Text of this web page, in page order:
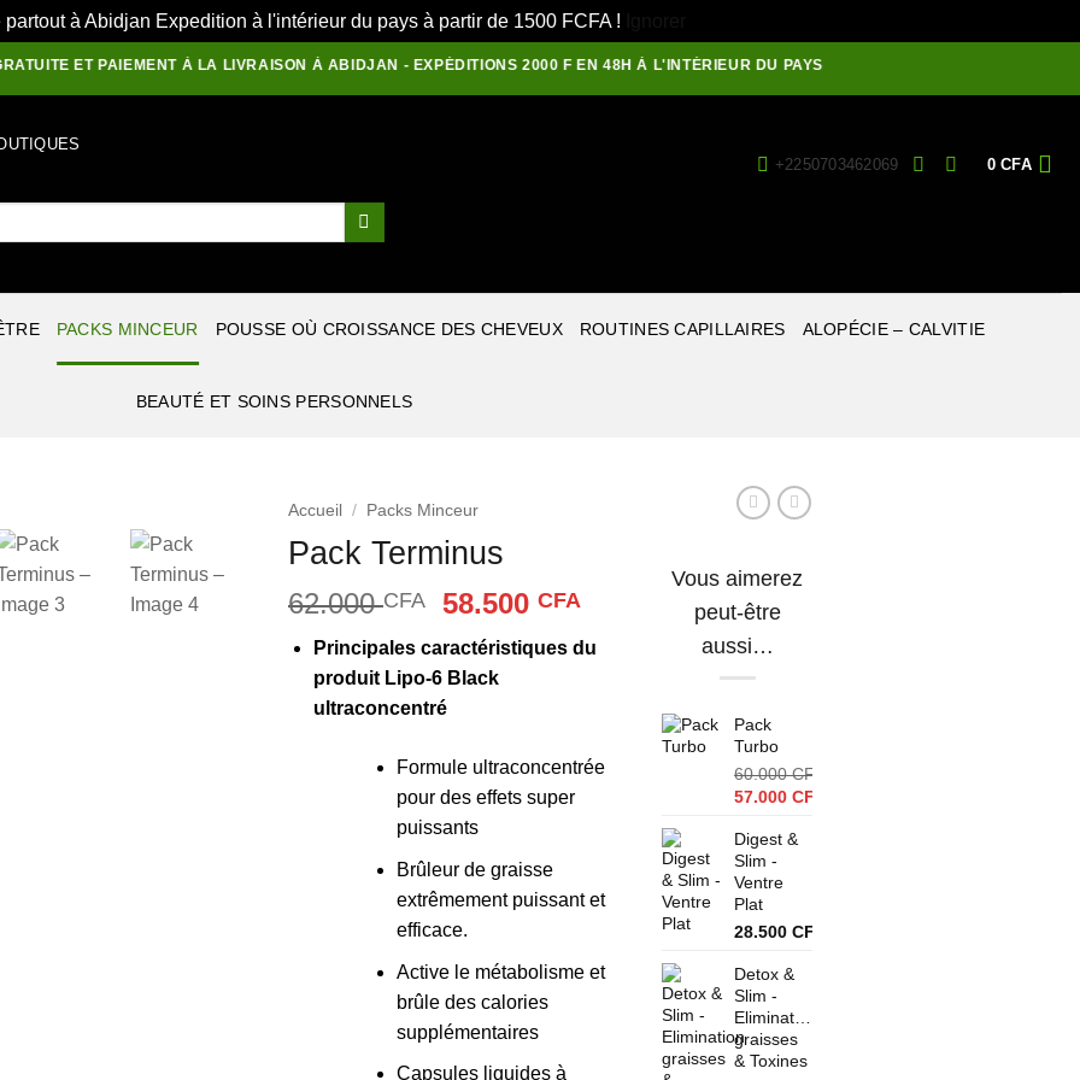
à Abidjan Expedition à l'intérieur du pays à partir de 1500 FCFA !
ET PAIEMENT À LA LIVRAISON À ABIDJAN - EXPÉDITIONS 2000 F EN 48H À L'INTÉRIEUR DU PAYS
+2250703462069
0CFA
PACKS MINCEUR POUSSE OÙ CROISSANCE DES CHEVEUX ROUTINES CAPILLAIRES ALOPÉCIE – CALVITIE
BEAUTÉ ET SOINS PERSONNELS
Ajouter
d’envies
Accueil / Packs Minceur
Pack Terminus
62.000CFA
Le
prix
initial
était :
62.000 CFA.
58.500CFALe
actuel
58.500 CFA.
Principales caractéristiques du
produit Lipo-6 Black
ultraconcentré
Formule ultraconcentrée
pour des effets super
puissants
Brûleur de graisse
extrêmement puissant et
efficace.
Active le métabolisme et
brûle des calories
supplémentaires
Capsules liquides à
Vous aimerez
peut-être
aussi…
Pack
Turbo
60.000CFA
Le
initial
était :
60.000 CFA.
57.000CFA
prix
actuel
est :
57.000 CFA.
Digest &
Slim -
Ventre
Plat
28.500CFA
Detox &
Slim -
Elimination
graisses
& Toxines